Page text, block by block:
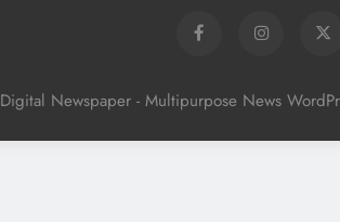
Digital Newspaper - Multipurpose News